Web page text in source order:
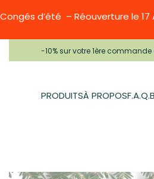
Congés d’été – Réouverture le 17
-10% sur votre 1ère commande
PRODUITSÀ PROPOSF.A.Q.